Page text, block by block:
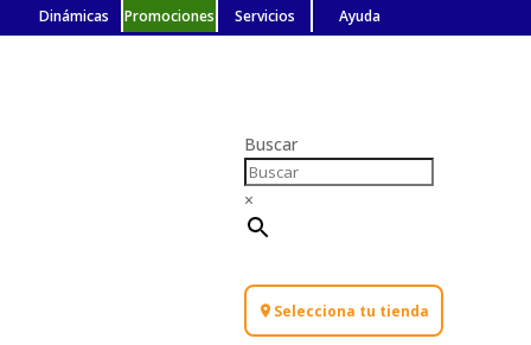
Dinámicas Promociones Servicios Ayuda
Buscar
×
Selecciona tu tienda